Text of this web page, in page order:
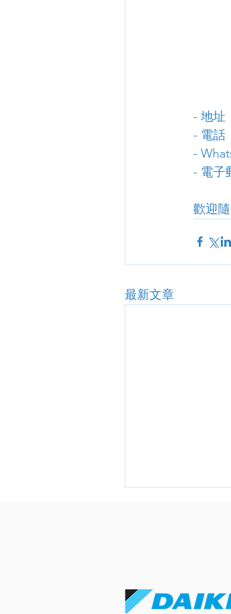
- 地址
- 電話
-
- 電子
歡迎
最新文章